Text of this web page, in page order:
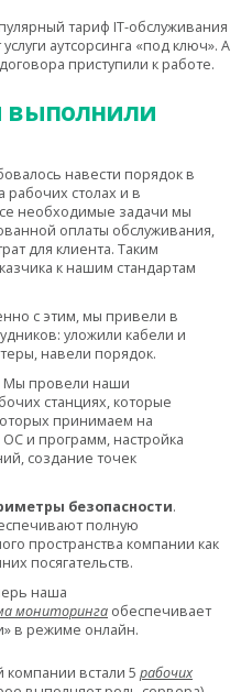
тариф IT-обслуживания
аутсорсинга «под ключ». А
приступили к работе.
выполнили
навести порядок в
рабочих столах и в
необходимые задачи мы
оплаты обслуживания,
для клиента. Таким
к нашим стандартам
с этим, мы привели в
уложили кабели и
навели порядок.
Мы провели наши
станциях, которые
принимаем на
и программ, настройка
создание точек
безопасности.
полную
пространства компании как
посягательств.
наша
мониторинга обеспечивает
в режиме онлайн.
встали 5 рабочих